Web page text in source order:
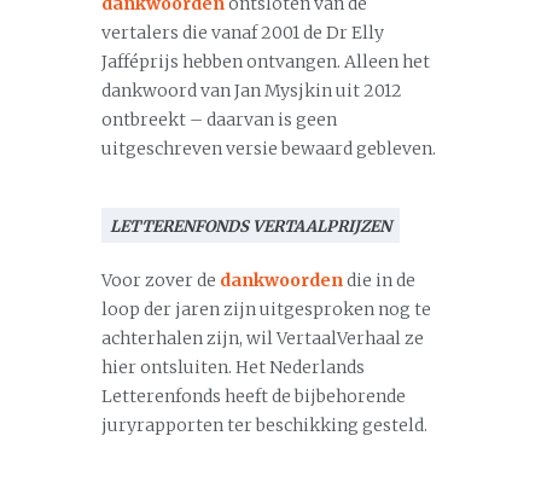
vertalers die vanaf 2001 de Dr Elly
Jafféprijs hebben ontvangen. Alleen het
dankwoord van Jan Mysjkin uit 2012
ontbreekt – daarvan is geen
uitgeschreven versie bewaard gebleven.
LETTERENFONDS VERTAALPRIJZEN
Voor zover de dankwoordendie in de
loop der jaren zijn uitgesproken nog te
achterhalen zijn, wil VertaalVerhaal ze
hier ontsluiten. Het Nederlands
Letterenfonds heeft de bijbehorende
juryrapporten ter beschikking gesteld.